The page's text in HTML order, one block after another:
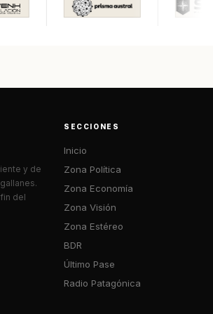
y de
del
SECCIONES
Inicio
Zona Política
Zona Economía
Zona Visión
Zona Estéreo
BDR
Último Pase
Radio Patagónica